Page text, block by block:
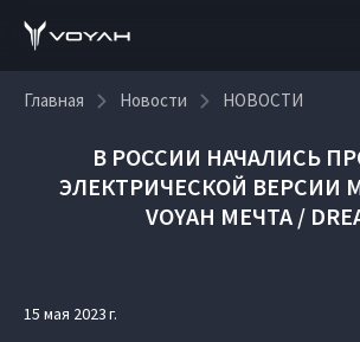
Главная Новости НОВОСТИ
В РОССИИ НАЧАЛИСЬ
ЭЛЕКТРИЧЕСКОЙ ВЕРСИИ
VOYAH МЕЧТА /
15 мая 2023 г.